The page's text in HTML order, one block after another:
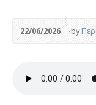
22/06/2026 by